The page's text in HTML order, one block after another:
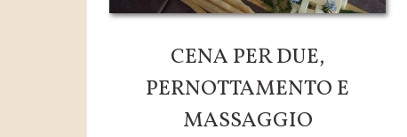
CENA PER DUE,
PERNOTTAMENTO E
MASSAGGIO